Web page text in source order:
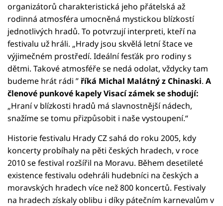
organizátorů charakteristická jeho přátelská až
rodinná atmosféra umocněná mystickou blízkostí
jednotlivých hradů. To potvrzují interpreti, kteří na
festivalu už hráli. „Hrady jsou skvělá letní štace ve
výjimečném prostředí. Ideální fesťák pro rodiny s
dětmi. Takové atmosféře se nedá odolat, vždycky tam
budeme hrát rádi ” říká Michal Malátný z Chinaski. A
členové punkové kapely Visací zámek se shodují:
„Hraní v blízkosti hradů má slavnostnější nádech,
snažíme se tomu přizpůsobit i naše vystoupení.“
Historie festivalu Hrady CZ sahá do roku 2005, kdy
koncerty probíhaly na pěti českých hradech, v roce
2010 se festival rozšířil na Moravu. Během desetileté
existence festivalu odehráli hudebníci na českých a
moravských hradech více než 800 koncertů. Festivaly
na hradech získaly oblibu i díky pátečním karnevalům v